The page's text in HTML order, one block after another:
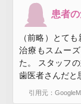
患者
（前略）とて
治療もスムー
た。 スタッフ
歯医者さんだと
引用元：